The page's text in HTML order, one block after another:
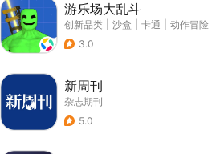
游乐场大乱斗
创新品类 沙盒 卡通
动作冒险
3.0
新周刊
杂志期刊
5.0